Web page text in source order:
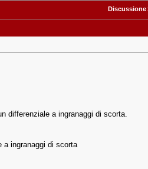
Discussione:
differenziale a ingranaggi di scorta.
a ingranaggi di scorta